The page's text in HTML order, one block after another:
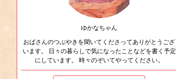
ゆかなちゃん
おばさんのつぶやきを聞いてくださってありがとうござ
います。 日々の暮らしで気になったことなどを書く予定
にしています。 時々のぞいてやってください。